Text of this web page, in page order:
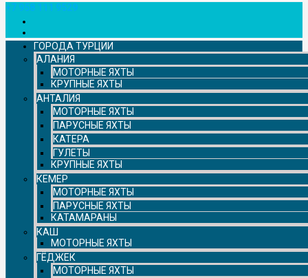
+7 958 111 9529
ГОРОДА ТУРЦИИ
АЛАНИЯ
МОТОРНЫЕ ЯХТЫ
КРУПНЫЕ ЯХТЫ
АНТАЛИЯ
МОТОРНЫЕ ЯХТЫ
ПАРУСНЫЕ ЯХТЫ
КАТЕРА
ГУЛЕТЫ
КРУПНЫЕ ЯХТЫ
КЕМЕР
МОТОРНЫЕ ЯХТЫ
ПАРУСНЫЕ ЯХТЫ
КАТАМАРАНЫ
КАШ
МОТОРНЫЕ ЯХТЫ
ГЁДЖЕК
МОТОРНЫЕ ЯХТЫ